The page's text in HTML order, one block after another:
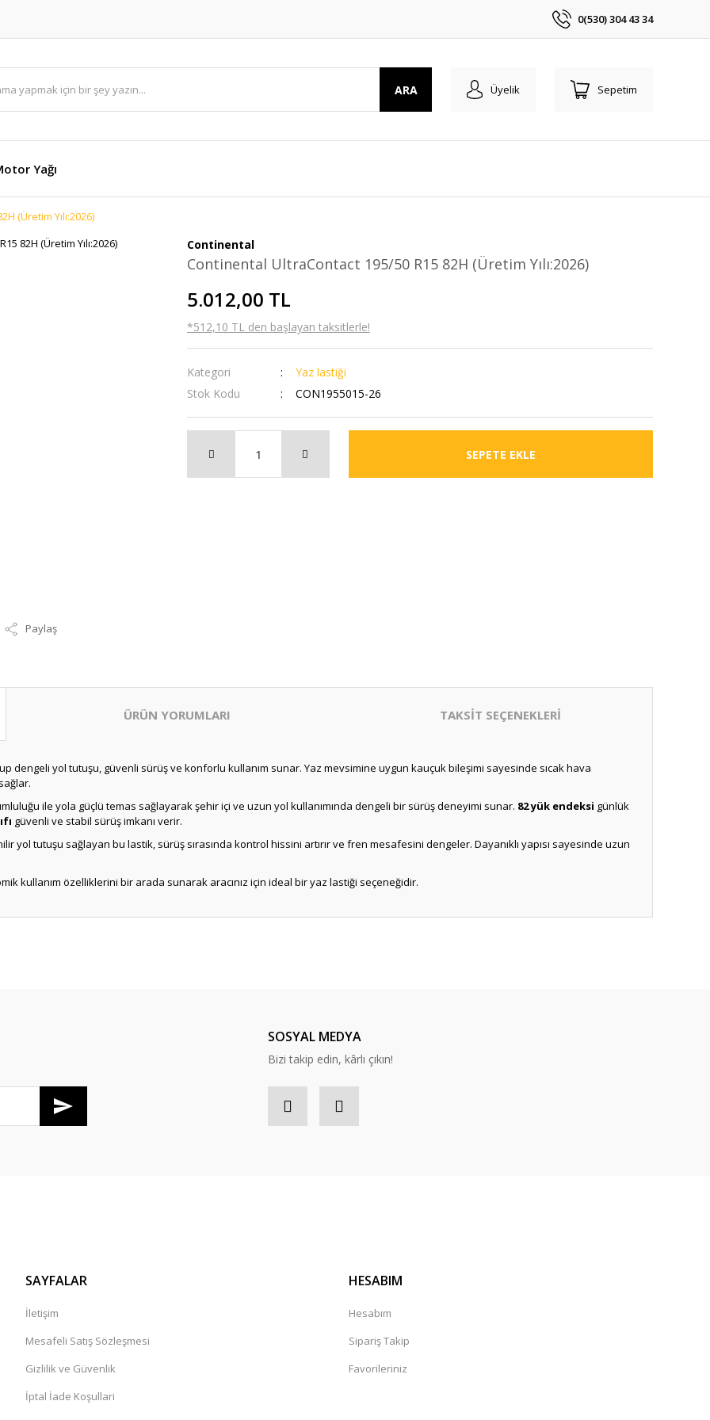
0(530) 304 43 34
ARA Üyelik Sepetim
Yağı
(Üretim Yılı:2026)
Paylaş
Continental
Continental UltraContact 195/50 R15 82H (Üretim Yılı:2026)
5.012,00 TL
*512,10 TL den başlayan taksitlerle!
Kategori
Yaz lastiği
Stok Kodu
CON1955015-26
SEPETE EKLE
ÜRÜN YORUMLARI TAKSİT SEÇENEKLERİ
dengeli yol tutuşu, güvenli sürüş ve konforlu kullanım sunar. Yaz mevsimine uygun kauçuk bileşimi sayesinde sıcak hava
ile yola güçlü temas sağlayarak şehir içi ve uzun yol kullanımında dengeli bir sürüş deneyimi sunar. 82 yük endeksi günlük
güvenli ve stabil sürüş imkanı verir.
yol tutuşu sağlayan bu lastik, sürüş sırasında kontrol hissini artırır ve fren mesafesini dengeler. Dayanıklı yapısı sayesinde uzun
kullanım özelliklerini bir arada sunarak aracınız için ideal bir yaz lastiği seçeneğidir.
SOSYAL MEDYA
Bizi takip edin, kârlı çıkın!
SAYFALAR
İletişim
Mesafeli Satış Sözleşmesi
Gizlilik ve Güvenlik
İptal İade Koşullari
HESABIM
Hesabım
Sipariş Takip
Favorileriniz